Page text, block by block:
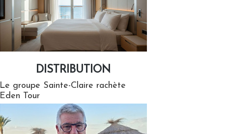
DISTRIBUTION
Le groupe Sainte-Claire rachète
Eden Tour